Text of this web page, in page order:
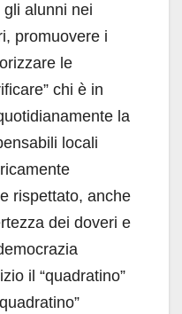
alunni nei
promuovere i
le
chi è in
la
locali
rispettato, anche
dei doveri e
il “quadratino”